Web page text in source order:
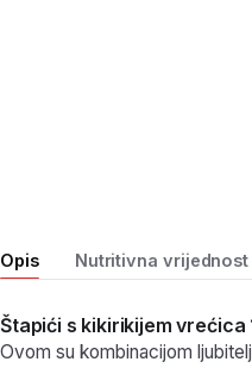
Opis Nutritivna vrijednost
Štapići s kikirikijem vrećica
Ovom su kombinacijom